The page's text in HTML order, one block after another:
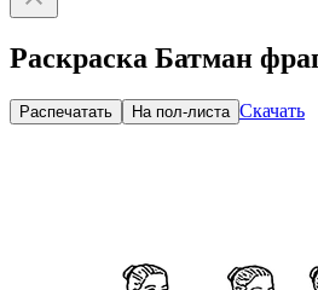
Раскраска Батман
Распечатать На пол-листа Скачать